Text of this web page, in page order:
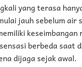
yang terasa
jauh sebelum air
berbeda saat
dijaga sejak awal.